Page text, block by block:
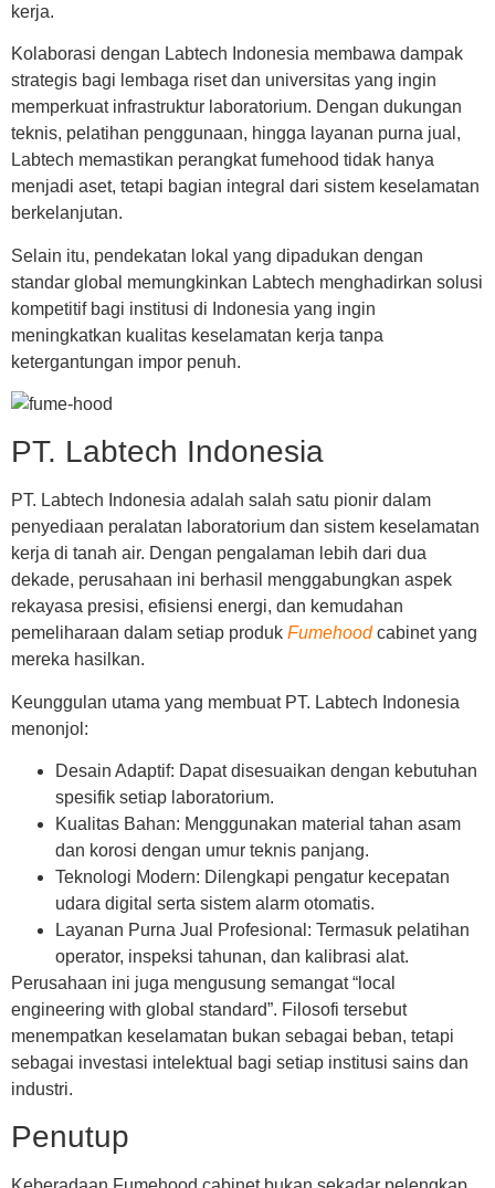
kerja.
Kolaborasi dengan Labtech Indonesia membawa dampak
strategis bagi lembaga riset dan universitas yang ingin
memperkuat infrastruktur laboratorium. Dengan dukungan
teknis, pelatihan penggunaan, hingga layanan purna jual,
Labtech memastikan perangkat fumehood tidak hanya
menjadi aset, tetapi bagian integral dari sistem keselamatan
berkelanjutan.
Selain itu, pendekatan lokal yang dipadukan dengan
standar global memungkinkan Labtech menghadirkan solusi
kompetitif bagi institusi di Indonesia yang ingin
meningkatkan kualitas keselamatan kerja tanpa
ketergantungan impor penuh.
PT. Labtech Indonesia
PT. Labtech Indonesia adalah salah satu pionir dalam
penyediaan peralatan laboratorium dan sistem keselamatan
kerja di tanah air. Dengan pengalaman lebih dari dua
dekade, perusahaan ini berhasil menggabungkan aspek
rekayasa presisi, efisiensi energi, dan kemudahan
pemeliharaan dalam setiap produk Fumehoodcabinetyang
mereka hasilkan.
Keunggulan utama yang membuat PT. Labtech Indonesia
menonjol:
Desain Adaptif: Dapat disesuaikan dengan kebutuhan
spesifik setiap laboratorium.
Kualitas Bahan: Menggunakan material tahan asam
dan korosi dengan umur teknis panjang.
Teknologi Modern: Dilengkapi pengatur kecepatan
udara digital serta sistem alarm otomatis.
Layanan Purna Jual Profesional: Termasuk pelatihan
operator, inspeksi tahunan, dan kalibrasi alat.
Perusahaan ini juga mengusung semangat “local
engineering with global standard”. Filosofi tersebut
menempatkan keselamatan bukan sebagai beban, tetapi
sebagai investasi intelektual bagi setiap institusi sains dan
industri.
Penutup